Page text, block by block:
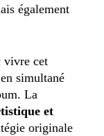
également
vivre cet
simultané
La
et
originale